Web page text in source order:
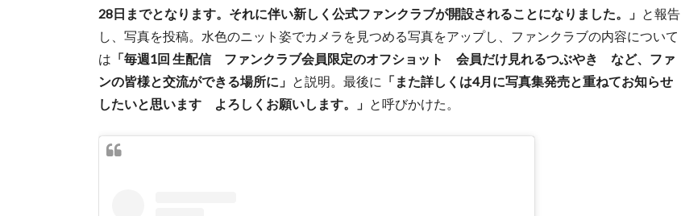
28日までとなります。それに伴い新しく公式ファンクラブが開設されることになりました。」 と報告
し、写真を投稿。水色のニット姿でカメラを見つめる写真をアップし、ファンクラブの内容について
は 「毎週1回 生配信 ファンクラブ会員限定のオフショット 会員だけ見れるつぶやき など、ファ
ンの皆様と交流ができる場所に」 と説明。最後に 「また詳しくは4月に写真集発売と重ねてお知らせ
したいと思います よろしくお願いします。」 と呼びかけた。